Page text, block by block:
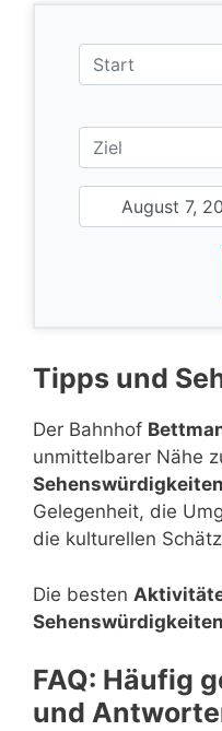
Tipps und
Der Bahnhof
unmittelbarer Nähe
Sehenswürdigkeiten
Gelegenheit, die
die kulturellen
Die besten
Sehenswürdigkeiten
FAQ: Häufig
und